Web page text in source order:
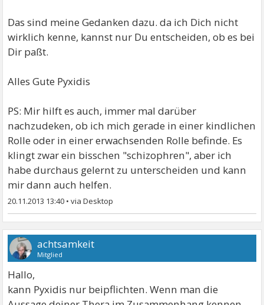
Das sind meine Gedanken dazu. da ich Dich nicht
wirklich kenne, kannst nur Du entscheiden, ob es bei
Dir paßt.
Alles Gute Pyxidis
PS: Mir hilft es auch, immer mal darüber
nachzudeken, ob ich mich gerade in einer kindlichen
Rolle oder in einer erwachsenden Rolle befinde. Es
klingt zwar ein bisschen "schizophren", aber ich
habe durchaus gelernt zu unterscheiden und kann
mir dann auch helfen.
20.11.2013 13:40 •
achtsamkeit
Mitglied
Hallo,
kann Pyxidis nur beipflichten. Wenn man die